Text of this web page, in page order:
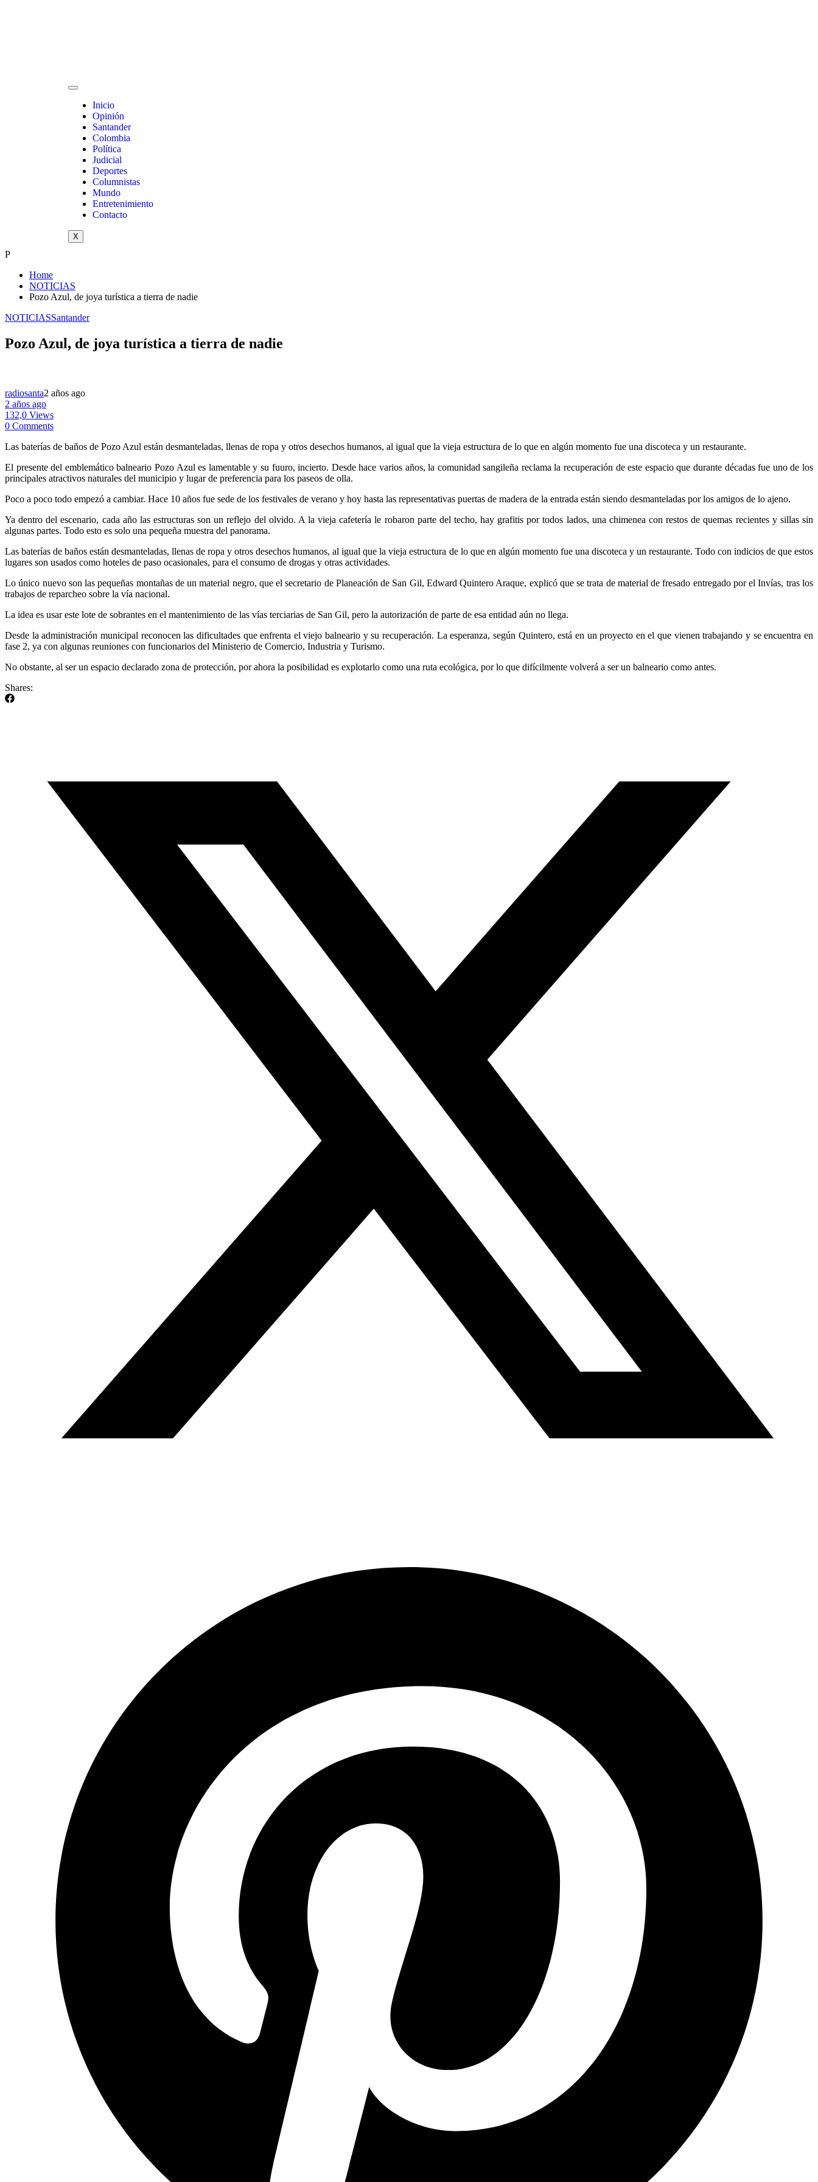
Inicio
Opinión
Santander
Colombia
Política
Judicial
Deportes
Columnistas
Mundo
Entretenimiento
Contacto
X
P
Home
NOTICIAS
Pozo Azul, de joya turística a tierra de nadie
NOTICIASSantander
Pozo Azul, de joya turística a tierra de nadie
radiosanta2 años ago
2 años ago
132,0 Views
0 Comments
Las baterías de baños de Pozo Azul están desmanteladas, llenas de ropa y otros desechos humanos, al igual que la vieja estructura de lo que en algún momento fue una discoteca y un restaurante.
El presente del emblemático balneario Pozo Azul es lamentable y su fuuro, incierto. Desde hace varios años, la comunidad sangileña reclama la recuperación de este espacio que durante décadas fue uno de los
principales atractivos naturales del municipio y lugar de preferencia para los paseos de olla.
Poco a poco todo empezó a cambiar. Hace 10 años fue sede de los festivales de verano y hoy hasta las representativas puertas de madera de la entrada están siendo desmanteladas por los amigos de lo ajeno.
Ya dentro del escenario, cada año las estructuras son un reflejo del olvido. A la vieja cafetería le robaron parte del techo, hay grafitis por todos lados, una chimenea con restos de quemas recientes y sillas sin
algunas partes. Todo esto es solo una pequeña muestra del panorama.
Las baterías de baños están desmanteladas, llenas de ropa y otros desechos humanos, al igual que la vieja estructura de lo que en algún momento fue una discoteca y un restaurante. Todo con indicios de que estos
lugares son usados como hoteles de paso ocasionales, para el consumo de drogas y otras actividades.
Lo único nuevo son las pequeñas montañas de un material negro, que el secretario de Planeación de San Gil, Edward Quintero Araque, explicó que se trata de material de fresado entregado por el Invías, tras los
trabajos de reparcheo sobre la vía nacional.
La idea es usar este lote de sobrantes en el mantenimiento de las vías terciarias de San Gil, pero la autorización de parte de esa entidad aún no llega.
Desde la administración municipal reconocen las dificultades que enfrenta el viejo balneario y su recuperación. La esperanza, según Quintero, está en un proyecto en el que vienen trabajando y se encuentra en
fase 2, ya con algunas reuniones con funcionarios del Ministerio de Comercio, Industria y Turismo.
No obstante, al ser un espacio declarado zona de protección, por ahora la posibilidad es explotarlo como una ruta ecológica, por lo que difícilmente volverá a ser un balneario como antes.
Shares: